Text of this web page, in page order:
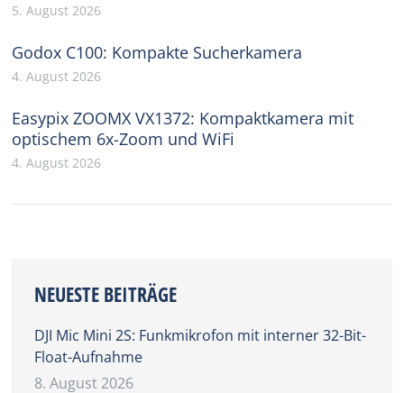
5. August 2026
Godox C100: Kompakte Sucherkamera
4. August 2026
Easypix ZOOMX VX1372: Kompaktkamera mit
optischem 6x-Zoom und WiFi
4. August 2026
NEUESTE BEITRÄGE
DJI Mic Mini 2S: Funkmikrofon mit interner 32-Bit-
Float-Aufnahme
8. August 2026